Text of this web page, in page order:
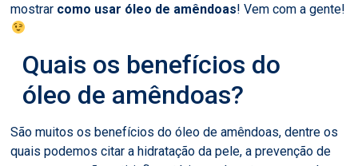
mostrar como usar óleo de amêndoas! Vem com a gente!
Quais os benefícios do
óleo de amêndoas?
São muitos os benefícios do óleo de amêndoas, dentre os
quais podemos citar a hidratação da pele, a prevenção de